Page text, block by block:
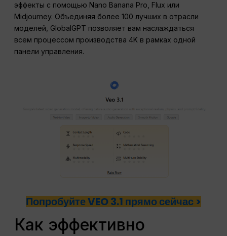
эффекты с помощью Nano Banana Pro, Flux или
Midjourney. Объединяя более 100 лучших в отрасли
моделей, GlobalGPT позволяет вам наслаждаться
всем процессом производства 4K в рамках одной
панели управления.
Попробуйте VEO 3.1 прямо сейчас >
Как эффективно